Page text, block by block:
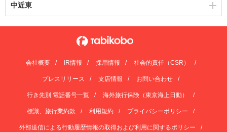
中近東
会社概要 IR情報 採用情報 社会的責任（CSR）
プレスリリース 支店情報 お問い合わせ
行き先別 電話番号一覧 海外旅行保険（東京海上日動）
標識、旅行業約款 利用規約 プライバシーポリシー
外部送信による行動履歴情報の取得および利用に関するポリシー